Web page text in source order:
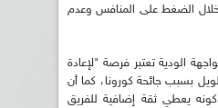
الضغط على المنافس وعدم
الودية تعتبر فرصة "لإعادة
بسبب جائحة كورونا، كما أن
يعطي ثقة إضافية للفريق